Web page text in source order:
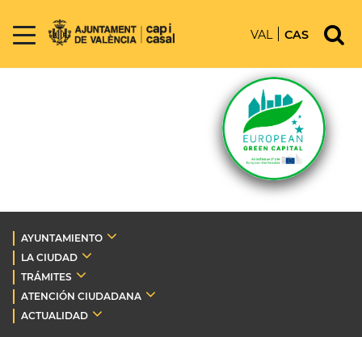
VAL CAS
AYUNTAMIENTO
LA CIUDAD
TRÁMITES
ATENCIÓN CIUDADANA
ACTUALIDAD